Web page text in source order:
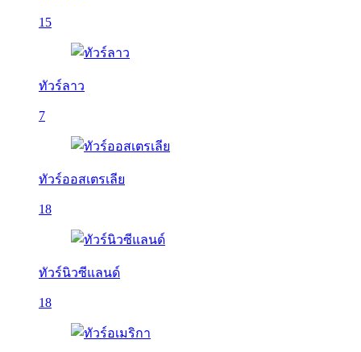
15
ทัวร์ลาว
7
ทัวร์ออสเตรเลีย
18
ทัวร์นิวซีแลนด์
18